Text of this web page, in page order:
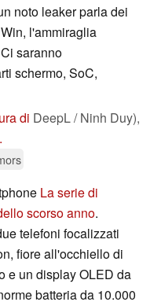
noto leaker parla dei
l'ammiraglia
saranno
schermo, SoC,
di DeepL / Ninh Duy),
La serie di
scorso anno.
telefoni focalizzati
fiore all'occhiello di
e un display OLED da
batteria da 10.000